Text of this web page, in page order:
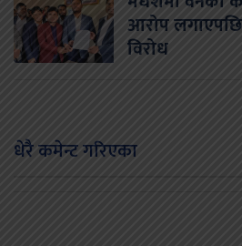
आरोप
विरोध
धेरै कमेन्ट गरिएका